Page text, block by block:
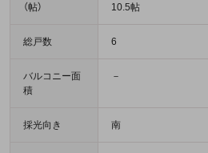
（帖）
10.5帖
総戸数 6
バルコニー面
積
－
採光向き 南